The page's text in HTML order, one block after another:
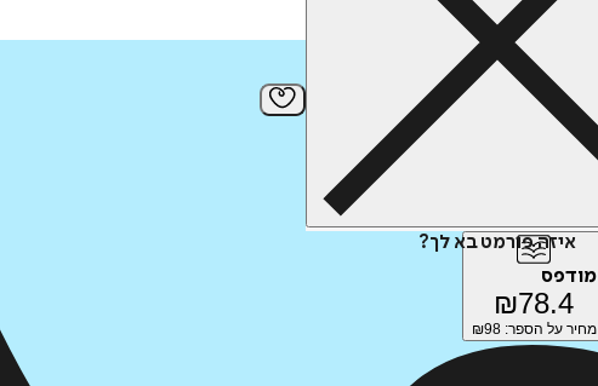
איזה פורמט בא לך?
מודפס
₪78.4
מחיר על הספר: ₪98